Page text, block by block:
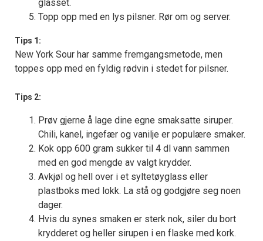
glasset.
Topp opp med en lys pilsner. Rør om og server.
Tips 1:
New York Sour har samme fremgangsmetode, men
toppes opp med en fyldig rødvin i stedet for pilsner.
Tips 2:
Prøv gjerne å lage dine egne smaksatte siruper.
Chili, kanel, ingefær og vanilje er populære smaker.
Kok opp 600 gram sukker til 4 dl vann sammen
med en god mengde av valgt krydder.
Avkjøl og hell over i et syltetøyglass eller
plastboks med lokk. La stå og godgjøre seg noen
dager.
Hvis du synes smaken er sterk nok, siler du bort
krydderet og heller sirupen i en flaske med kork.